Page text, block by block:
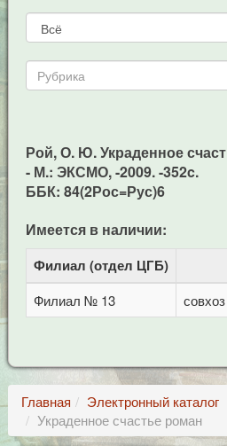
Рой, О. Ю. Украденное
- М.: ЭКСМО, -2009. -352c.
ББК: 84(2Рос=Рус)6
Имеется в наличии:
Филиал (отдел ЦГБ)
Филиал № 13
Главная
Электронный каталог
Украденное счастье роман